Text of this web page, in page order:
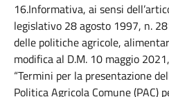
16.Informativa, ai sensi
legislativo 28 agosto 1997, n.
delle politiche agricole,
modifica al D.M. 10 maggio
“Termini per la presentazione
Politica Agricola Comune (PAC)